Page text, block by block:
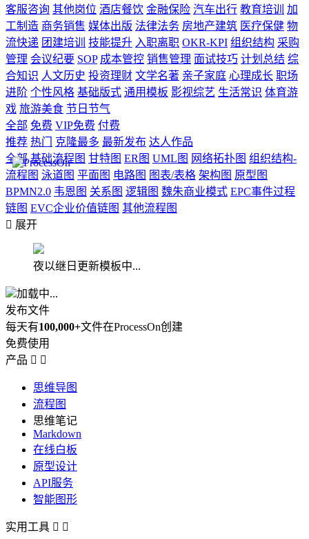
客服咨询 其他岗位 酒店餐饮 金融保险 汽车出行 教育培训
加
工制造 商务销售 媒体出版 法律法务 房地产建筑 医疗保健 物
流快递 团建培训 技能提升 入职离职 OKR-KPI 组织结构 采购
管理 会议纪要 SOP 成本管控 销售管理 面试技巧 计划总结 综
合知识 人文历史 投资理财 文学名著 亲子家庭 心理成长 职场
进阶 个性风格 基础版式 通用模板 影视综艺 生活常识 体育游
戏 旅游美食 节日节气
全部 免费 VIP免费 付费
推荐 热门 克隆最多 最新发布 达人作品
全部 基础流程图 甘特图 ER图 UML图 网络拓扑图 组织结构-
流程图 泳道图 平面图 电路图 图表/表格 架构图 原型图
BPMN2.0 韦恩图 关系图 逻辑图 魏朱商业模式 EPC事件过程
链图 EVC企业价值链图 其他流程图
 展开
夜以继日更新模板中...
加载中...
发布文件
每天有100,000+文件在ProcessOn创建
免费使用
产品  
思维导图
流程图
思维笔记
Markdown
在线白板
原型设计
API服务
智能图形
实用工具  